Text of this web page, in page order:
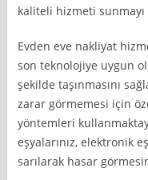
kaliteli hizmeti
Evden eve nakliyat
son teknolojiye uygun
şekilde taşınmasını
zarar görmemesi için
yöntemleri
eşyalarınız, elektronik
sarılarak hasar